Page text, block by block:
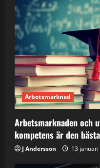
Arbetsmarknad
Arbetsmarknaden
kompetens är den
J Andersson 13 januari